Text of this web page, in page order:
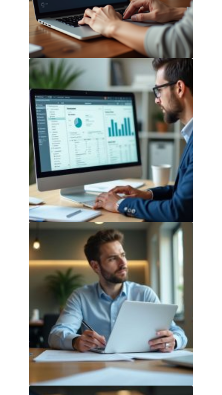
Mon portail Securitas : Accéder et
gérer votre espace personnel
31 juillet 2026
Logiciel de lettrage comptable
automatique : lequel choisir en PME ?
31 juillet 2026
Travailler en portage salarial : mode
d’emploi simple et complet